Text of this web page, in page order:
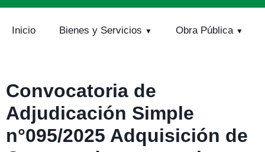
Inicio Bienes y Servicios Obra Pública
Convocatoria de
Adjudicación Simple
n°095/2025 Adquisición de